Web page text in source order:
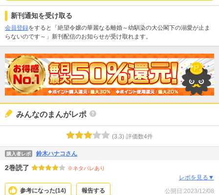
新刊通知を受け取る
会員登録をすると「絶望令嬢の華麗なる離婚～幼馴染の大公閣下の溺愛が止ま
らないのです～」新刊配信のお知らせが受け取れます。
みんなのまんがレポ
(3.3) 評価数4件
購入者レポ 鈴木ハナコさん
2巻読了 ※ネタバレあり
レポを見る▼
参考になった(14) 報告する 公開日:2023/12/08